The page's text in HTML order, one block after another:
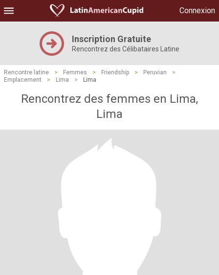
Connexion
Inscription Gratuite
Rencontrez des Célibataires Latine
Rencontre latine > Femmes > Friendship > Peruvian
>
Emplacement
> Lima > Lima
Rencontrez des femmes en Lima,
Lima